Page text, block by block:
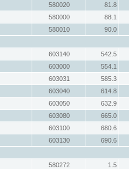
580020
81.8
580000
88.1
580010
90.0
603140
542.5
603000
554.1
603031
585.3
603040
614.8
603050
632.9
603080
665.0
603100
680.6
603130
690.6
580272
1.5